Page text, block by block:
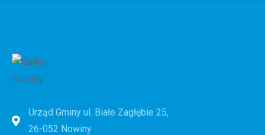
Urząd Gminy ul. Białe Zagłębie 25,
26-052 Nowiny